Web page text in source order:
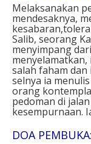
Melaksanakan
mendesaknya,
Salib, seorang
menyimpang
salah faham
selnya ia
orang
pedoman di
kesempurnaan.
DOA PEMBUKA: